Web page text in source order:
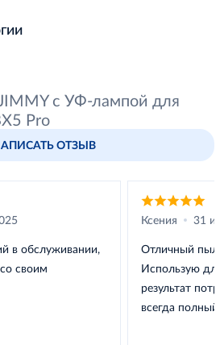
с УФ-лампой для
Pro
ОТЗЫВ
в обслуживании,
своим
Ксения 31
Отличный
Использую
результат
всегда